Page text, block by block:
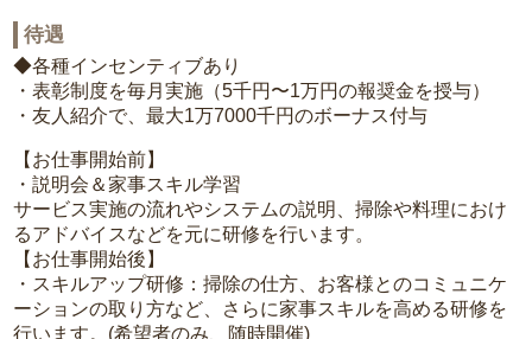
待遇
◆各種インセンティブあり
・表彰制度を毎月実施（5千円〜1万円の報奨金を授与）
・友人紹介で、最大1万7000千円のボーナス付与
【お仕事開始前】
・説明会＆家事スキル学習
サービス実施の流れやシステムの説明、掃除や料理におけ
るアドバイスなどを元に研修を行います。
【お仕事開始後】
・スキルアップ研修：掃除の仕方、お客様とのコミュニケ
ーションの取り方など、さらに家事スキルを高める研修を
行います。(希望者のみ、随時開催)